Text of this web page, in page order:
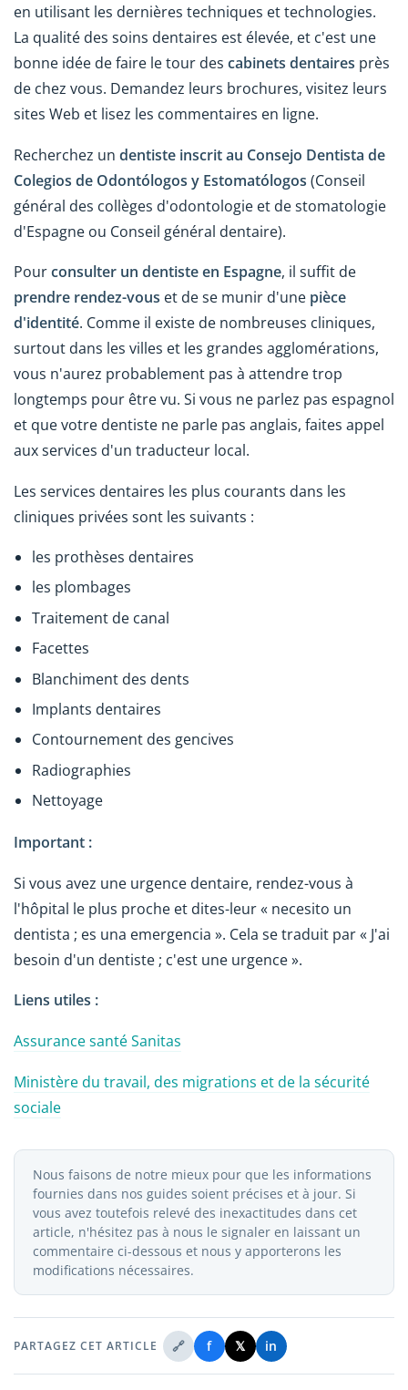
en utilisant les dernières techniques et technologies.
La qualité des soins dentaires est élevée, et c'est une
bonne idée de faire le tour des cabinets dentaires près
de chez vous. Demandez leurs brochures, visitez leurs
sites Web et lisez les commentaires en ligne.
Recherchez un dentiste inscrit au Consejo Dentista de
Colegios de Odontólogos y Estomatólogos (Conseil
général des collèges d'odontologie et de stomatologie
d'Espagne ou Conseil général dentaire).
Pourconsulter un dentiste en Espagne, il suffit de
prendre rendez-vous et de se munir d'une pièce
d'identité. Comme il existe de nombreuses cliniques,
surtout dans les villes et les grandes agglomérations,
vous n'aurez probablement pas à attendre trop
longtemps pour être vu. Si vous ne parlez pas espagnol
et que votre dentiste ne parle pas anglais, faites appel
aux services d'un traducteur local.
Les services dentaires les plus courants dans les
cliniques privées sont les suivants :
les prothèses dentaires
les plombages
Traitement de canal
Facettes
Blanchiment des dents
Implants dentaires
Contournement des gencives
Radiographies
Nettoyage
Important :
Si vous avez une urgence dentaire, rendez-vous à
l'hôpital le plus proche et dites-leur « necesito un
dentista ; es una emergencia ». Cela se traduit par « J'ai
besoin d'un dentiste ; c'est une urgence ».
Liens utiles :
Assurance santé Sanitas
Ministère du travail, des migrations et de la sécurité
sociale
Nous faisons de notre mieux pour que les informations
fournies dans nos guides soient précises et à jour. Si
vous avez toutefois relevé des inexactitudes dans cet
article, n'hésitez pas à nous le signaler en laissant un
commentaire ci-dessous et nous y apporterons les
modifications nécessaires.
PARTAGEZ CET ARTICLE 🔗 f 𝕏 in